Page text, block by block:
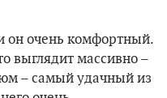
он очень комфортный.
выглядит массивно –
– самый удачный из